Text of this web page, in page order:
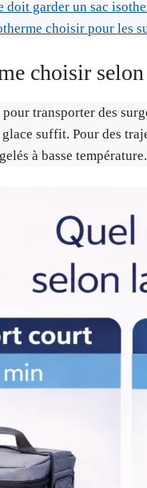
doit garder un sac
choisir pour les
choisir
transporter des
suffit. Pour des
à basse température.